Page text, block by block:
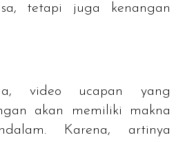
tetapi juga kenangan
video ucapan yang
akan memiliki makna
Karena, artinya